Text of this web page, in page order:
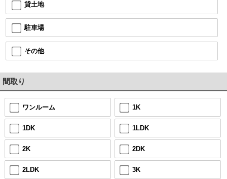
貸土地
駐車場
その他
間取り
ワンルーム 1K
1DK 1LDK
2K 2DK
2LDK 3K